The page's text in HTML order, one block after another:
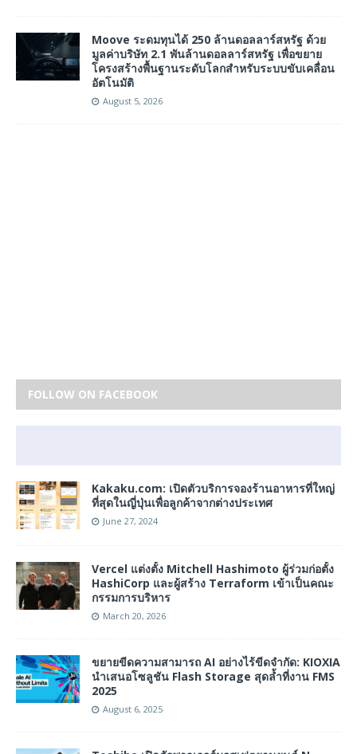
Moove ระดมทุนได้ 250 ล้านดอลลาร์สหรัฐ ด้วย
มูลค่าบริษัท 2.1 พันล้านดอลลาร์สหรัฐ เพื่อขยาย
โครงสร้างพื้นฐานระดับโลกสำหรับระบบขับเคลื่อน
อัตโนมัติ
August 5, 2026
FOLLOW ON FACEBOOK
Kakaku.com: เปิดตัวบริการจองร้านอาหารที่ใหญ่
ที่สุดในญี่ปุ่นเพื่อลูกค้าจากต่างประเทศ
June 27, 2024
Vercel แต่งตั้ง Mitchell Hashimoto ผู้ร่วมก่อตั้ง
HashiCorp และผู้สร้าง Terraform เข้าเป็นคณะ
กรรมการบริหาร
March 20, 2026
ขยายขีดความสามารถ AI อย่างไร้ขีดจำกัด: KIOXIA
นำเสนอโซลูชัน Flash Storage สุดล้ำที่งาน FMS
2025
August 6, 2025